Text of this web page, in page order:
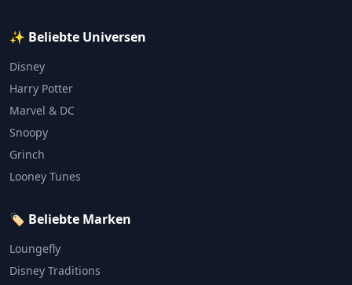
✨ Beliebte Universen
Disney
Harry Potter
Marvel & DC
Snoopy
Grinch
Looney Tunes
🏷️ Beliebte Marken
Loungefly
Disney Traditions